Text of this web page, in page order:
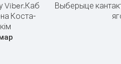
Viber.Каб
Коста-
Выберыце